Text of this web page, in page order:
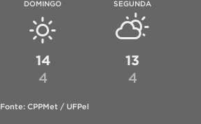
DOMINGO
14
4
SEGUNDA
13
4
Fonte: CPPMet / UFPel